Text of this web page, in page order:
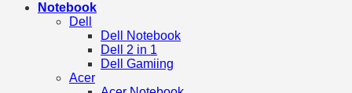
Notebook
Dell
Dell Notebook
Dell 2 in 1
Dell Gamiing
Acer